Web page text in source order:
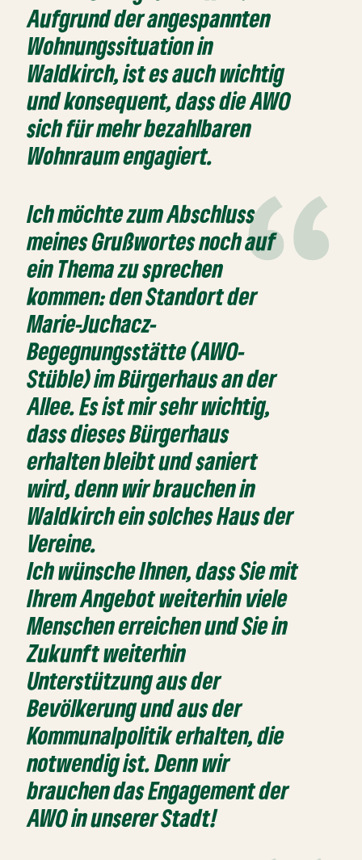
Aufgrund der angespannten
Wohnungssituation in
Waldkirch, ist es auch wichtig
und konsequent, dass die AWO
sich für mehr bezahlbaren
Wohnraum engagiert.
Ich möchte zum Abschluss
meines Grußwortes noch auf
ein Thema zu sprechen
kommen: den Standort der
Marie-Juchacz-
Begegnungsstätte (AWO-
Stüble) im Bürgerhaus an der
Allee. Es ist mir sehr wichtig,
dass dieses Bürgerhaus
erhalten bleibt und saniert
wird, denn wir brauchen in
Waldkirch ein solches Haus der
Vereine.
Ich wünsche Ihnen, dass Sie mit
Ihrem Angebot weiterhin viele
Menschen erreichen und Sie in
Zukunft weiterhin
Unterstützung aus der
Bevölkerung und aus der
Kommunalpolitik erhalten, die
notwendig ist. Denn wir
brauchen das Engagement der
AWO in unserer Stadt!